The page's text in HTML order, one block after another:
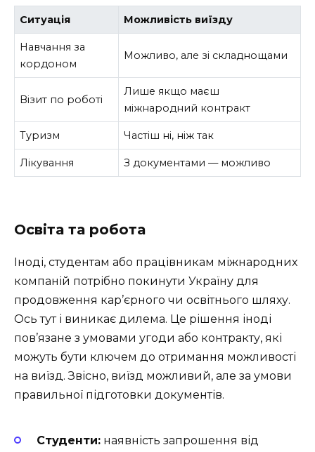
Ситуація Можливість виїзду
Навчання за
кордоном
Можливо, але зі складнощами
Візит по роботі
Лише якщо маєш
міжнародний контракт
Туризм Частіш ні, ніж так
Лікування З документами — можливо
Освіта та робота
Іноді, студентам або працівникам міжнародних
компаній потрібно покинути Україну для
продовження кар’єрного чи освітнього шляху.
Ось тут і виникає дилема. Це рішення іноді
пов’язане з умовами угоди або контракту, які
можуть бути ключем до отримання можливості
на виїзд. Звісно, виїзд можливий, але за умови
правильної підготовки документів.
Студенти: наявність запрошення від